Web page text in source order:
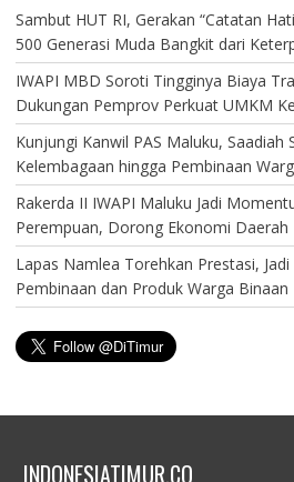
Sambut HUT RI, Gerakan “Catatan
500 Generasi Muda Bangkit dari
IWAPI MBD Soroti Tingginya Biaya
Dukungan Pemprov Perkuat UMKM
Kunjungi Kanwil PAS Maluku, Saadiah
Kelembagaan hingga Pembinaan
Rakerda II IWAPI Maluku Jadi
Perempuan, Dorong Ekonomi Daerah
Lapas Namlea Torehkan Prestasi,
Pembinaan dan Produk Warga Binaan
INDONESIATIMUR.CO